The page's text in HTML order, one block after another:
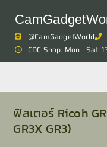
@CamGadgetWorld
CDC Shop: Mon - Sat:
ฟิลเตอร์ Ricoh
GR3X GR3)